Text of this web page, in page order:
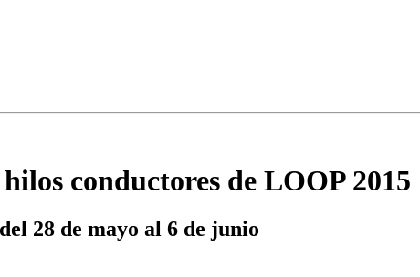
conductores de LOOP 2015
28 de mayo al 6 de junio